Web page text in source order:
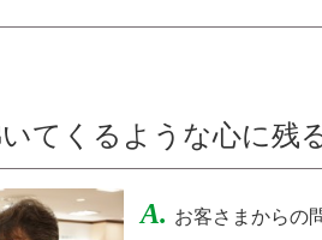
てくるような心に残
A. お客さまからの